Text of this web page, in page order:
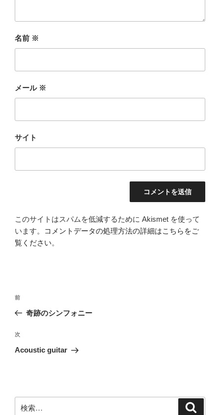
名前 ※
メール ※
サイト
このサイトはスパムを低減するために Akismet を使って
います。
コメントデータの処理方法の詳細はこちらをご
覧ください。
投
ビ
ゲ
ン
前
の
稿
前
奇跡のシンフォニー
次
の
次
Acoustic guitar